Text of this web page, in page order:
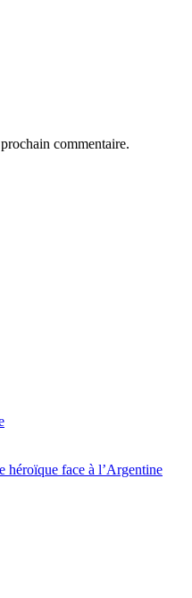
commentaire.
héroïque face à l’Argentine